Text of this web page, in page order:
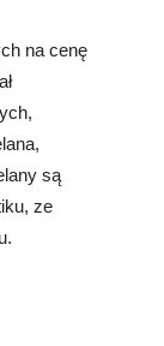
na cenę
są
ze